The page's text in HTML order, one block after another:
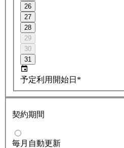
26
27
28
29
30
31
予定利用開始日*
契約期間
毎月自動更新